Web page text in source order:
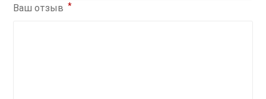
Ваш отзыв *